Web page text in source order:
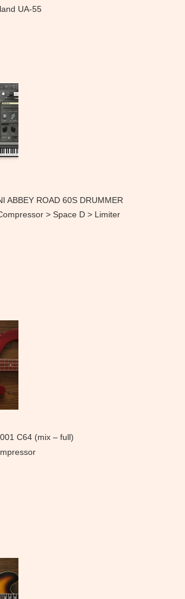
UA-55
ABBEY ROAD 60S DRUMMER
> Space D > Limiter
C64 (mix – full)